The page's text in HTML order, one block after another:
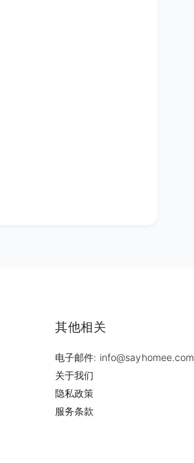
其他相关
电子邮件: info@sayhomee.com
关于我们
隐私政策
服务条款